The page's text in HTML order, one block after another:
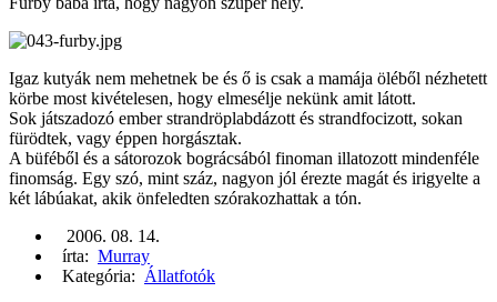
Igaz kutyák nem mehetnek be és ő is csak a mamája öléből nézhetett
körbe most kivételesen, hogy elmesélje nekünk amit látott.
Sok játszadozó ember strandröplabdázott és strandfocizott, sokan
fürödtek, vagy éppen horgásztak.
A büféből és a sátorozok bográcsából finoman illatozott mindenféle
finomság. Egy szó, mint száz, nagyon jól érezte magát és irigyelte a
két lábúakat, akik önfeledten szórakozhattak a tón.
2006. 08. 14.
írta: Murray
Kategória: Állatfotók